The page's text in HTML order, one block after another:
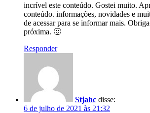
incrível este conteúdo. Gostei muito.
conteúdo. informações, novidades e
de acessar para se informar mais.
próxima. 🙂
Responder
Stjahc disse:
6 de julho de 2021 às 21:32